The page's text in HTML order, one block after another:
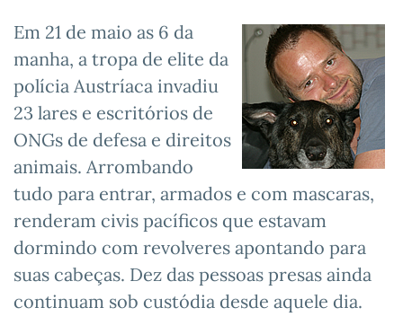
Em 21 de maio as 6 da
manha, a tropa de elite da
polícia Austríaca invadiu
23 lares e escritórios de
ONGs de defesa e direitos
animais. Arrombando
tudo para entrar, armados e com mascaras,
renderam civis pacíficos que estavam
dormindo com revolveres apontando para
suas cabeças. Dez das pessoas presas ainda
continuam sob custódia desde aquele dia.